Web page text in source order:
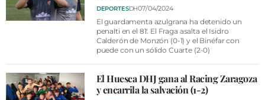
DEPORTESDH07/04/2024
El guardamenta azulgrana ha detenido un
penalti en el 81'. El Fraga asalta el Isidro
Calderón de Monzón (0-1) y el Binéfar con
puede con un sólido Cuarte (2-0)
El Huesca DHJ gana al Racing Zaragoza
y encarrila la salvación (1-2)